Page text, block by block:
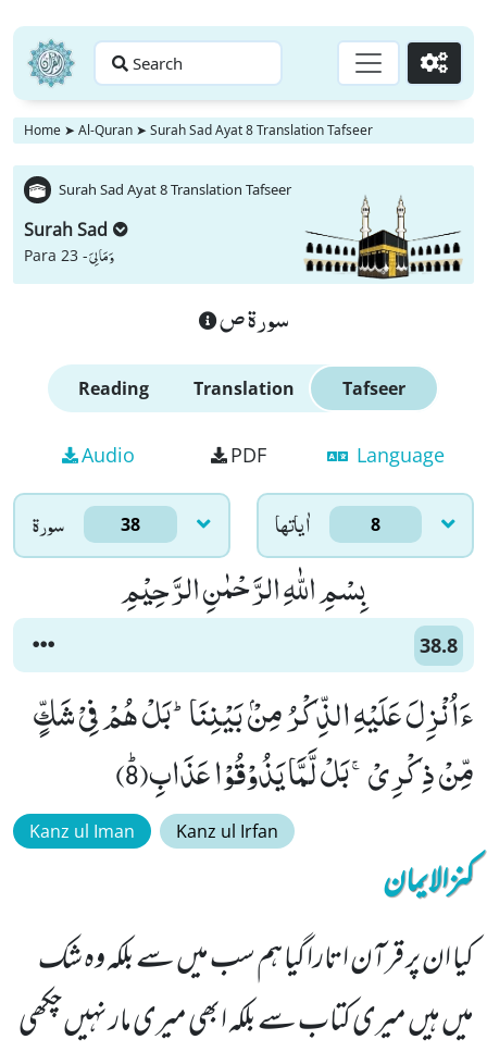
Search Go
Home ➤ Al-Quran ➤ Surah Sad Ayat 8 Translation Tafseer
Surah Sad Ayat 8 Translation Tafseer
Surah Sad
Para 23 -وَ مَا لِیَ
سورة ص
Reading Translation Tafseer
Audio PDF Language
سورۃ 38 اٰياتها 8
بِسْمِ اللّٰهِ الرَّحْمٰنِ الرَّحِیْمِ
38.8
ءَاُنْزِلَ عَلَیْهِ الذِّكْرُ مِنْۢ بَیْنِنَاؕ-بَلْ هُمْ فِیْ شَكٍّ
مِّنْ ذِكْرِیْۚ-بَلْ لَّمَّا یَذُوْقُوْا عَذَابِﭤ(8)
Kanz ul Iman Kanz ul Irfan
کنزالایمان
کیا ان پر قرآن اتارا گیا ہم سب میں سے بلکہ وہ شک
میں ہیں میری کتاب سے بلکہ ابھی میری مار نہیں چکھی